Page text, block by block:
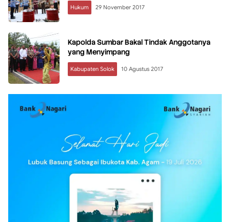
Hukum 29 November 2017
Kapolda Sumbar Bakal Tindak Anggotanya
yang Menyimpang
Kabupaten Solok 10 Agustus 2017